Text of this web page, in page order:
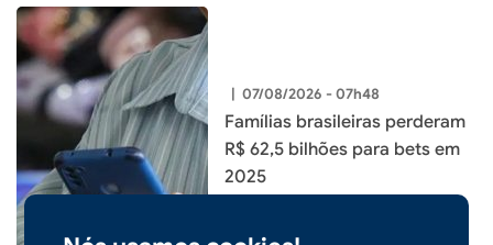
| 07/08/2026 - 07h48
Famílias brasileiras perderam
R$ 62,5 bilhões para bets em
2025